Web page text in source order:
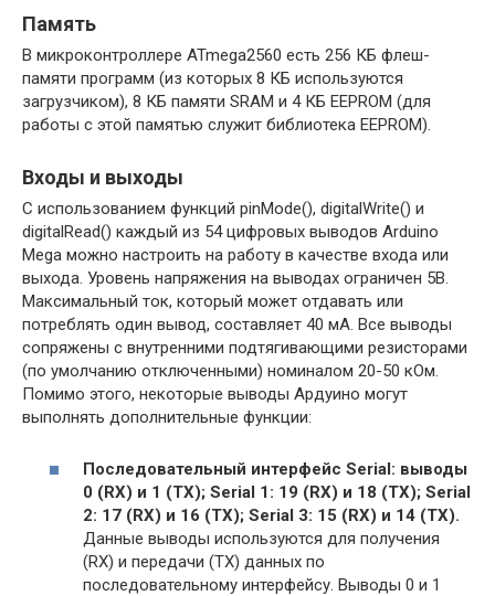
Память
В микроконтроллере ATmega2560 есть 256 КБ флеш-
памяти программ (из которых 8 КБ используются
загрузчиком), 8 КБ памяти SRAM и 4 КБ EEPROM (для
работы с этой памятью служит библиотека EEPROM).
Входы и выходы
С использованием функций pinMode(), digitalWrite() и
digitalRead() каждый из 54 цифровых выводов Arduino
Mega можно настроить на работу в качестве входа или
выхода. Уровень напряжения на выводах ограничен 5В.
Максимальный ток, который может отдавать или
потреблять один вывод, составляет 40 мА. Все выводы
сопряжены с внутренними подтягивающими резисторами
(по умолчанию отключенными) номиналом 20-50 кОм.
Помимо этого, некоторые выводы Ардуино могут
выполнять дополнительные функции:
Последовательный интерфейс Serial: выводы
0 (RX) и 1 (TX); Serial 1: 19 (RX) и 18 (TX); Serial
2: 17 (RX) и 16 (TX); Serial 3: 15 (RX) и 14 (TX).
Данные выводы используются для получения
(RX) и передачи (TX) данных по
последовательному интерфейсу. Выводы 0 и 1